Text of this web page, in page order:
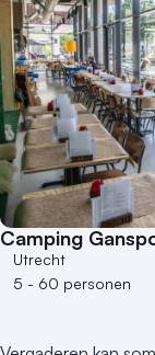
Camping
Utrecht
5 - 60 personen